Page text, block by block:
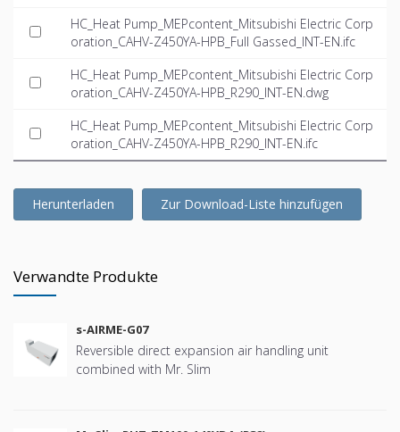
HC_Heat Pump_MEPcontent_Mitsubishi Electric Corp
oration_CAHV-Z450YA-HPB_Full Gassed_INT-EN.ifc
HC_Heat Pump_MEPcontent_Mitsubishi Electric Corp
oration_CAHV-Z450YA-HPB_R290_INT-EN.dwg
HC_Heat Pump_MEPcontent_Mitsubishi Electric Corp
oration_CAHV-Z450YA-HPB_R290_INT-EN.ifc
Herunterladen Zur Download-Liste hinzufügen
Verwandte Produkte
s-AIRME-G07
Reversible direct expansion air handling unit
combined with Mr. Slim